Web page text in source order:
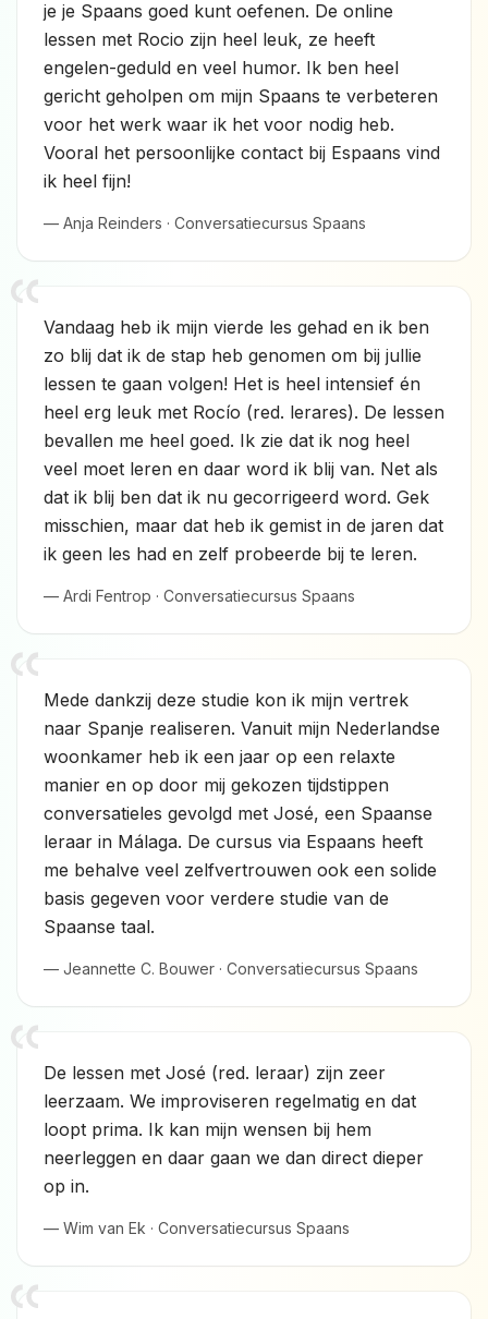
je je Spaans goed kunt oefenen. De online
lessen met Rocio zijn heel leuk, ze heeft
engelen-geduld en veel humor. Ik ben heel
gericht geholpen om mijn Spaans te verbeteren
voor het werk waar ik het voor nodig heb.
Vooral het persoonlijke contact bij Espaans vind
ik heel fijn!
— Anja Reinders · Conversatiecursus Spaans
Vandaag heb ik mijn vierde les gehad en ik ben
zo blij dat ik de stap heb genomen om bij jullie
lessen te gaan volgen! Het is heel intensief én
heel erg leuk met Rocío (red. lerares). De lessen
bevallen me heel goed. Ik zie dat ik nog heel
veel moet leren en daar word ik blij van. Net als
dat ik blij ben dat ik nu gecorrigeerd word. Gek
misschien, maar dat heb ik gemist in de jaren dat
ik geen les had en zelf probeerde bij te leren.
— Ardi Fentrop · Conversatiecursus Spaans
Mede dankzij deze studie kon ik mijn vertrek
naar Spanje realiseren. Vanuit mijn Nederlandse
woonkamer heb ik een jaar op een relaxte
manier en op door mij gekozen tijdstippen
conversatieles gevolgd met José, een Spaanse
leraar in Málaga. De cursus via Espaans heeft
me behalve veel zelfvertrouwen ook een solide
basis gegeven voor verdere studie van de
Spaanse taal.
— Jeannette C. Bouwer · Conversatiecursus Spaans
De lessen met José (red. leraar) zijn zeer
leerzaam. We improviseren regelmatig en dat
loopt prima. Ik kan mijn wensen bij hem
neerleggen en daar gaan we dan direct dieper
op in.
— Wim van Ek · Conversatiecursus Spaans